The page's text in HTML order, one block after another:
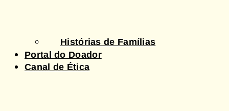
Histórias de Famílias
Portal do Doador
Canal de Ética